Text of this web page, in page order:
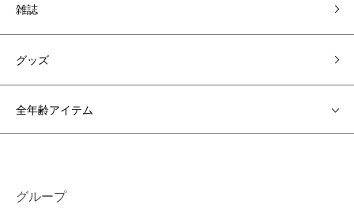
雑誌
グッズ
全年齢アイテム
グループ